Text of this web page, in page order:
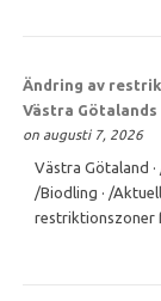
Ändring av
Västra
on augusti 7, 2026
Västra Götaland
/Biodling · /
restriktionszoner